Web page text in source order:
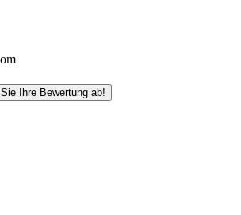
Ihre Bewertung ab!